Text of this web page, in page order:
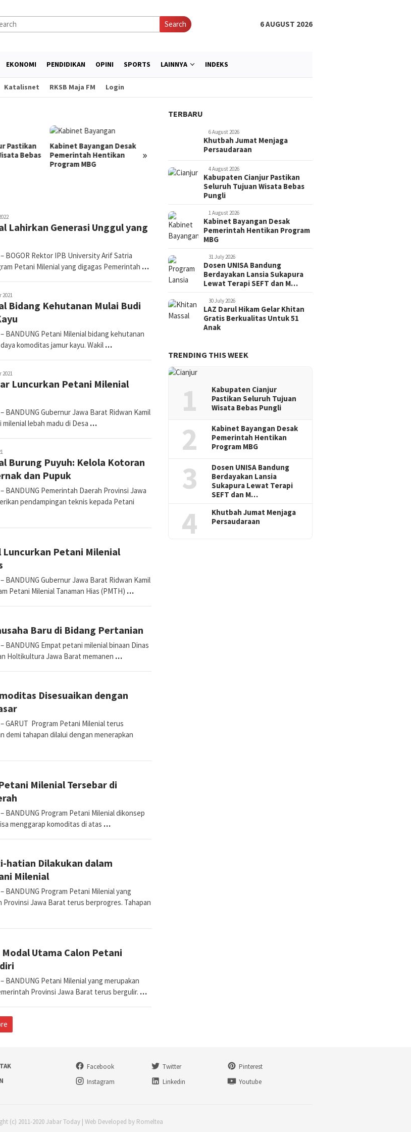
Search 6 AUGUST 2026
EKONOMI PENDIDIKAN OPINI SPORTS LAINNYA INDEKS
Katalisnet RKSB Maja FM Login
»
Desak
Dosen UNISA Bandung
Berdayakan Lansia Sukapura
Lewat Terapi SEFT dan
LAZ Darul Hikam Gelar Khitan
Gratis Berkualitas Untuk 51
Dari Cedera Menuju Juara,
Menyerah
Lahirkan Generasi Unggul yang
– BOGOR Rektor IPB University Arif Satria
Petani Milenial yang digagas Pemerintah …
2021
Bidang Kehutanan Mulai Budi
– BANDUNG Petani Milenial bidang kehutanan
komoditas jamur kayu. Wakil …
2021
Luncurkan Petani Milenial
– BANDUNG Gubernur Jawa Barat Ridwan Kamil
lebah madu di Desa …
Burung Puyuh: Kelola Kotoran
dan Pupuk
– BANDUNG Pemerintah Daerah Provinsi Jawa
pendampingan teknis kepada Petani
Luncurkan Petani Milenial
– BANDUNG Gubernur Jawa Barat Ridwan Kamil
Petani Milenial Tanaman Hias (PMTH) …
Baru di Bidang Pertanian
– BANDUNG Empat petani milenial binaan Dinas
Holtikultura Jawa Barat memanen …
Disesuaikan dengan
– GARUT Program Petani Milenial terus
demi tahapan dilalui dengan menerapkan
Milenial Tersebar di
– BANDUNG Program Petani Milenial dikonsep
menggarap komoditas di atas …
hatian Dilakukan dalam
Milenial
– BANDUNG Program Petani Milenial yang
Provinsi Jawa Barat terus berprogres. Tahapan
Utama Calon Petani
– BANDUNG Petani Milenial yang merupakan
Provinsi Jawa Barat terus bergulir. …
TERBARU
6 August 2026
Khutbah Jumat Menjaga
Persaudaraan
4 August 2026
Kabupaten Cianjur Pastikan
Seluruh Tujuan Wisata Bebas
Pungli
1 August 2026
Kabinet Bayangan Desak
Pemerintah Hentikan Program
MBG
31 July 2026
Dosen UNISA Bandung
Berdayakan Lansia Sukapura
Lewat Terapi SEFT dan M…
30 July 2026
LAZ Darul Hikam Gelar Khitan
Gratis Berkualitas Untuk 51
Anak
TRENDING THIS WEEK
1
Kabupaten Cianjur
Pastikan Seluruh Tujuan
Wisata Bebas Pungli
2
Kabinet Bayangan Desak
Pemerintah Hentikan
Program MBG
3
Dosen UNISA Bandung
Berdayakan Lansia
Sukapura Lewat Terapi
SEFT dan M…
4
Khutbah Jumat Menjaga
Persaudaraan
Facebook Twitter
Pinterest
Instagram
Linkedin Youtube
(c) 2011-2020 Jabar Today | Web Developed by Romeltea